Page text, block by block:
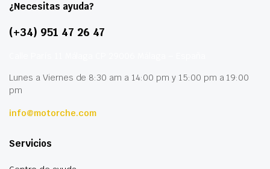
¿Necesitas ayuda?
(+34) 951 47 26 47
Lunes a Viernes de 8:30 am a 14:00 pm y 15:00 pm a 19:00
pm
info@motorche.com
Servicios